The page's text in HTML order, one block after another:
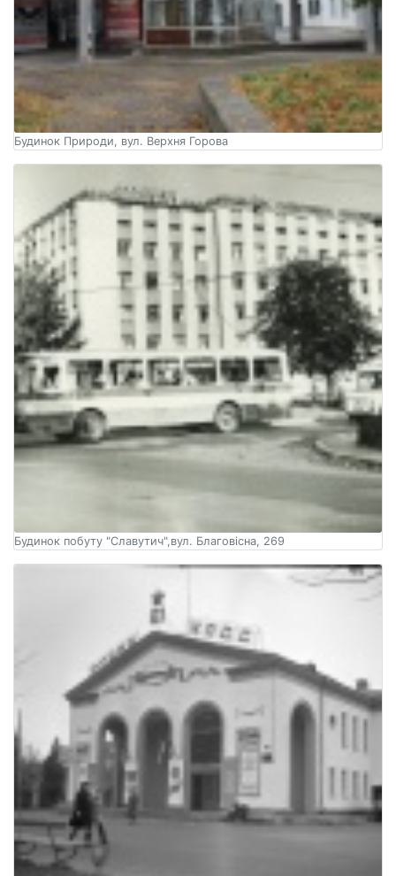
Будинок Природи, вул. Верхня Горова
Будинок побуту "Славутич",вул. Благовісна, 269